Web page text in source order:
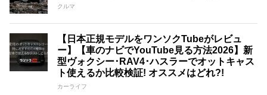
クルマ
【日本正規モデルをワンソクTubeがレビュ
ー】【車のナビでYouTube見る方法2026】新
型ヴォクシー･RAV4･ハスラーでオットキャス
ト使えるか比較検証! オススメはどれ?!
カーライフ